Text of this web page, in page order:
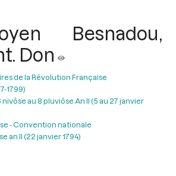
Besnadou,
Don
de la Révolution Française
1799)
nivôse au 8 pluviôse An II (5 au 27 janvier
- Convention nationale
an II (22 janvier 1794)